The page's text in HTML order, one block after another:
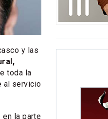
y las
toda la
al servicio
la parte